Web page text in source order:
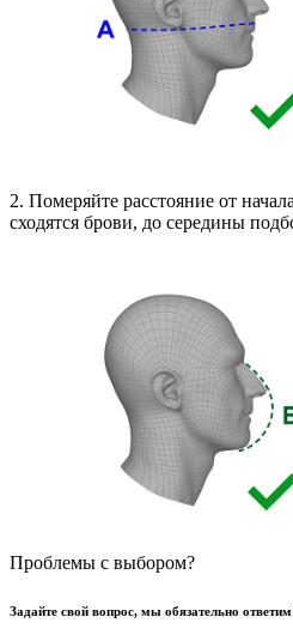
2. Померяйте расстояние от
сходятся брови, до середины
Проблемы с выбором?
Задайте свой вопрос, мы обязательно